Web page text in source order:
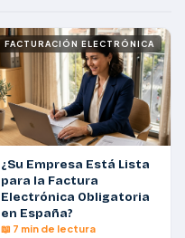
FACTURACIÓN ELECTRÓNICA
¿Su Empresa Está Lista
para la Factura
Electrónica Obligatoria
en España?
📖 7 min de lectura